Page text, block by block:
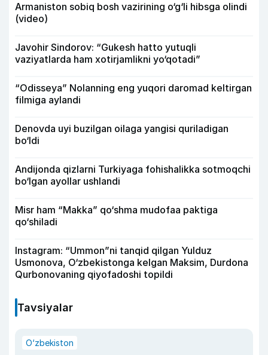
Armaniston sobiq bosh vazirining o‘g‘li hibsga olindi
(video)
Javohir Sindorov: “Gukesh hatto yutuqli
vaziyatlarda ham xotirjamlikni yo‘qotadi”
“Odisseya” Nolanning eng yuqori daromad keltirgan
filmiga aylandi
Denovda uyi buzilgan oilaga yangisi quriladigan
bo‘ldi
Andijonda qizlarni Turkiyaga fohishalikka sotmoqchi
bo‘lgan ayollar ushlandi
Misr ham “Makka” qo‘shma mudofaa paktiga
qo‘shiladi
Instagram: “Ummon”ni tanqid qilgan Yulduz
Usmonova, O‘zbekistonga kelgan Maksim, Durdona
Qurbonovaning qiyofadoshi topildi
Tavsiyalar
O‘zbekiston